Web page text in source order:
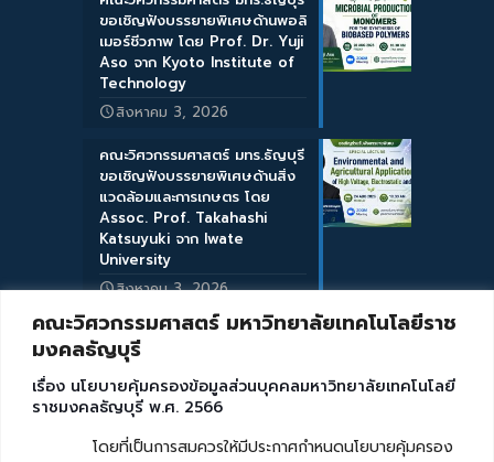
คณะวิศวกรรมศาสตร์ มหาวิทยาลัยเทคโนโลยีราช
มงคลธัญบุรี
เรื่อง นโยบายคุ้มครองข้อมูลส่วนบุคคลมหาวิทยาลัยเทคโนโลยี
ราชมงคลธัญบุรี พ.ศ. 2566
โดยที่เป็นการสมควรให้มีประกาศกำหนดนโยบายคุ้มครอง
ขอเชิญฟังบรรยายพิเศษด้านพอลิ
เมอร์ชีวภาพ โดย Prof. Dr. Yuji
Aso จาก Kyoto Institute of
Technology
สิงหาคม 3, 2026
คณะวิศวกรรมศาสตร์ มทร.ธัญบุรี
ขอเชิญฟังบรรยายพิเศษด้านสิ่ง
แวดล้อมและการเกษตร โดย
Assoc. Prof. Takahashi
Katsuyuki จาก Iwate
University
สิงหาคม 3, 2026